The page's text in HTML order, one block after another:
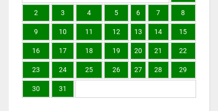
2 3 4 5 6 7 8
9 10 11 12 13 14 15
16 17 18 19 20 21 22
23 24 25 26 27 28 29
30 31